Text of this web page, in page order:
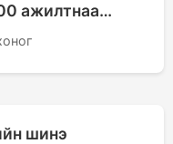
ажилтнаа
шинэ